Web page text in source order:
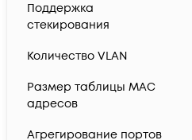
Поддержка
стекирования
Количество VLAN
Размер таблицы MAC
адресов
Агрегирование портов